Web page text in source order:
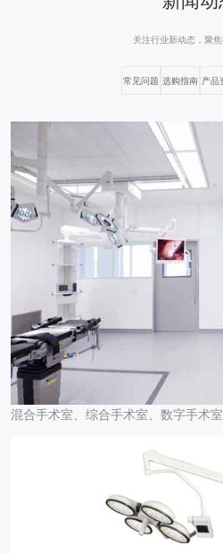
关注行业新动态，聚
常见问题 选购指南 产品
混合手术室、综合手术室、数字手术